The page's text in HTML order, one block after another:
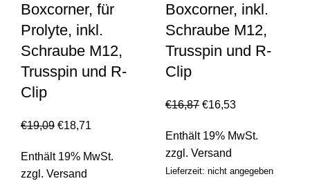
Boxcorner, für
Prolyte, inkl.
Schraube M12,
Trusspin und R-
Clip
€19,09 €18,71
Enthält 19% MwSt.
zzgl. Versand
Boxcorner, inkl.
Schraube M12,
Trusspin und R-
Clip
€16,87 €16,53
Enthält 19% MwSt.
zzgl. Versand
Lieferzeit: nicht angegeben